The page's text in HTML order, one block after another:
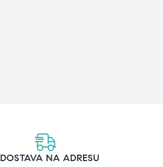
DOSTAVA NA ADRESU